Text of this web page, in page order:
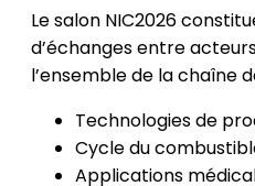
Le salon NIC2026
d’échanges entre
l’ensemble de la chaîne
Technologies de
Cycle du
Applications